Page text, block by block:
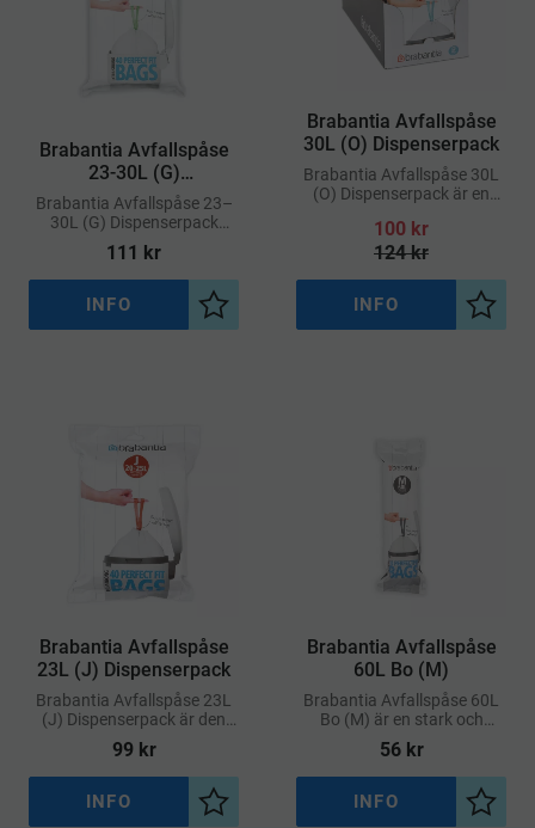
Brabantia Avfallspåse
23-30L (G)
Dispenserpack
Brabantia Avfallspåse 23–
30L (G) Dispenserpack
erbjuder en bekväm lösning
för dig som vill ha snabb
tillgång till avfallspåsar med
perfekt passform
111 kr
Lägg till i önskelista
INFO
Brabantia Avfallspåse
30L (O) Dispenserpack
Brabantia Avfallspåse 30L
(O) Dispenserpack är en
slitstarka, specialanpassade
soppåsar för Brabantias
100 kr
124kr
Lägg
INFO
Brabantia Avfallspåse
23L (J) Dispenserpack
Brabantia Avfallspåse 23L
(J) Dispenserpack är den
perfekta lösningen för enkel
och snabb åtkomst till
avfallspåsar med exakt
passform
99kr
Lägg till i önskelista
INFO
Brabantia Avfallspåse
60L Bo (M)
Brabantia Avfallspåse 60L
Bo (M) är en stark och
rymlig soppåse designad för
att passa perfekt i
Brabantias Bo-avfallshinkar
märkta med kod M
56kr
Lägg
INFO